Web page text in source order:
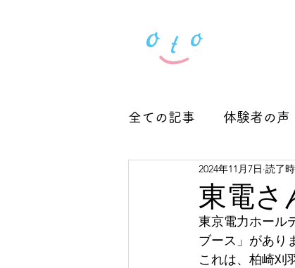
全ての記事 体験者の声
Seminar 2024～2025
東電さ
2024年11月7日 読了
東京電力ホール
ブース」があり
これは、柏崎刈